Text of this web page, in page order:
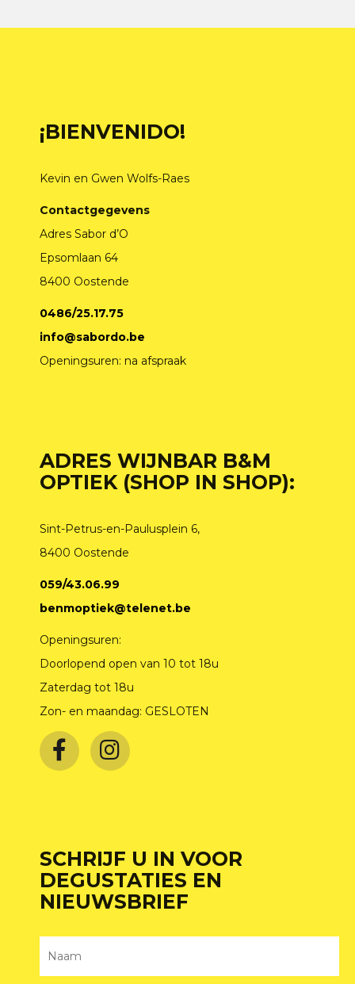
¡BIENVENIDO!
Kevin en Gwen Wolfs-Raes
Contactgegevens
Adres Sabor d’O
Epsomlaan 64
8400 Oostende
0486/25.17.75
info@sabordo.be
Openingsuren: na afspraak
ADRES WIJNBAR B&M
OPTIEK (SHOP IN SHOP):
Sint-Petrus-en-Paulusplein 6,
8400 Oostende
059/43.06.99
benmoptiek@telenet.be
Openingsuren:
Doorlopend open van 10 tot 18u
Zaterdag tot 18u
Zon- en maandag: GESLOTEN
SCHRIJF U IN VOOR
DEGUSTATIES EN
NIEUWSBRIEF